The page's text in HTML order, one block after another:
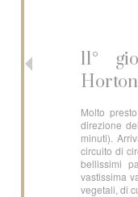
11°
Molto
direzione
minuti).
circuito di
bellissimi
vastissima
vegetali, di